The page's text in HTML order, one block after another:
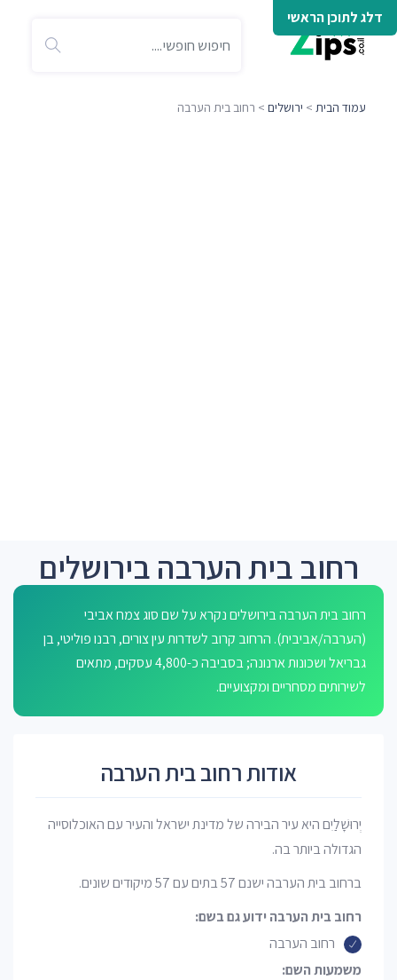
דלג לתוכן הראשי
עמוד הבית > ירושלים > רחוב בית הערבה
רחוב בית הערבה בירושלים
רחוב בית הערבה בירושלים נקרא על שם סוג צמח אביבי
(הערבה/אביבית). הרחוב קרוב לשדרות עין צורים, רבנו פוליטי, בן
גבריאל ושכונות ארנונה; בסביבה כ-4,800 עסקים, מתאים
לשירותים מסחריים ומקצועיים.
אודות רחוב בית הערבה
יְרוּשָׁלַיִם היא עיר הבירה של מדינת ישראל והעיר עם האוכלוסייה
הגדולה ביותר בה.
ברחוב בית הערבה ישנם 57 בתים עם 57 מיקודים שונים.
רחוב בית הערבה ידוע גם בשם:
רחוב הערבה
משמעות השם: